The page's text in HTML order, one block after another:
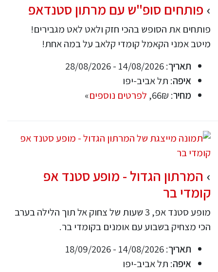
פותחים סופ"ש עם מרתון סטנדאפ
פותחים את הסופש בהכי חזק ולאט לאט מגבירים!
מיטב אמני הקאמל קומדי קלאב על במה אחת!
תאריך: 14/08/2026 - 28/08/2026
איפה: תל אביב-יפו
מחיר: 66₪, לפרטים נוספים»
המרתון הגדול - מופע סטנד אפ
קומדי בר
מופע סטנד אפ, 3 שעות של צחוק אל תוך הלילה בערב
הכי מצחיק בשבוע עם אומנים בקומדי בר.
תאריך: 14/08/2026 - 18/09/2026
איפה: תל אביב-יפו